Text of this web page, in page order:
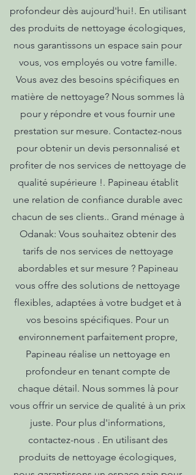
profondeur dès aujourd'hui!. En utilisant
des produits de nettoyage écologiques,
nous garantissons un espace sain pour
vous, vos employés ou votre famille.
Vous avez des besoins spécifiques en
matière de nettoyage? Nous sommes là
pour y répondre et vous fournir une
prestation sur mesure. Contactez-nous
pour obtenir un devis personnalisé et
profiter de nos services de nettoyage de
qualité supérieure !. Papineau établit
une relation de confiance durable avec
chacun de ses clients.. Grand ménage à
Odanak: Vous souhaitez obtenir des
tarifs de nos services de nettoyage
abordables et sur mesure ? Papineau
vous offre des solutions de nettoyage
flexibles, adaptées à votre budget et à
vos besoins spécifiques. Pour un
environnement parfaitement propre,
Papineau réalise un nettoyage en
profondeur en tenant compte de
chaque détail. Nous sommes là pour
vous offrir un service de qualité à un prix
juste. Pour plus d'informations,
contactez-nous . En utilisant des
produits de nettoyage écologiques,